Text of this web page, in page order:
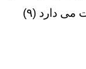
مى دارد (۹)